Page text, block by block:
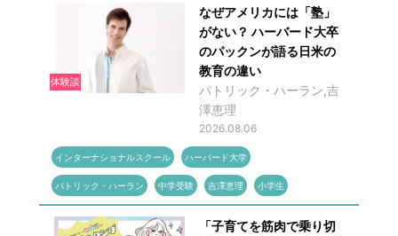
体験談
なぜアメリカには「塾」
がない？ ハーバード大卒
のパックンが語る日米の
教育の違い
パトリック・ハーラン,吉
澤恵理
2026.08.06
インターナショナルスクール ハーバード大学
パトリック・ハーラン 中学受験 吉澤恵理 小学生
「子育てを筋肉で乗り切